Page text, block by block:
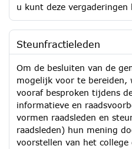
u kunt deze vergaderingen
Steunfractieleden
Om de besluiten van de
mogelijk voor te bereiden,
vooraf besproken tijdens
informatieve en
vormen raadsleden en
raadsleden) hun mening
voorstellen van het college